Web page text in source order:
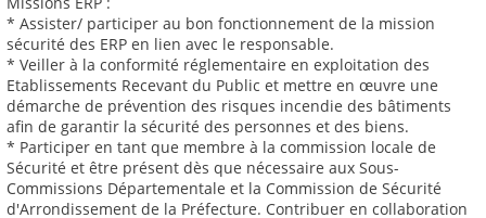
* Assister/ participer au bon fonctionnement de la mission
sécurité des ERP en lien avec le responsable.
* Veiller à la conformité réglementaire en exploitation des
Etablissements Recevant du Public et mettre en œuvre une
démarche de prévention des risques incendie des bâtiments
afin de garantir la sécurité des personnes et des biens.
* Participer en tant que membre à la commission locale de
Sécurité et être présent dès que nécessaire aux Sous-
Commissions Départementale et la Commission de Sécurité
d'Arrondissement de la Préfecture. Contribuer en collaboration